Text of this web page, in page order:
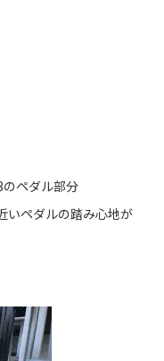
のペダル部分
いペダルの踏み心地が